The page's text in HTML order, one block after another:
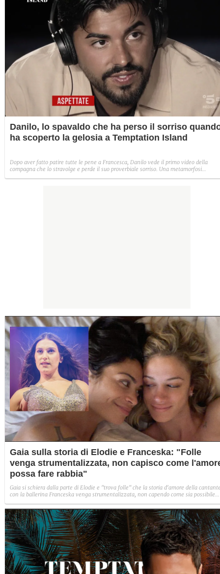
Danilo, lo spavaldo che ha perso il sorriso
ha scoperto la gelosia a Temptation Island
Dopo aver fatto patire tutte le pene a Francesca, Danilo vede il primo video della
compagna che lo stravolge e perde il suo proverbiale sorriso. Una metamorfosi
Gaia sulla storia di Elodie e Franceska: "Folle
venga strumentalizzata, non capisco come
possa fare rabbia"
Gaia si schiera dalla parte di Elodie e "trova folle" che la storia d'amore della
con la ballerina Franceska venga strumentalizzata, non capendo come sia possibile